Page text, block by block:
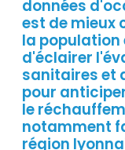
données
est de mieux
la population
d'éclairer
sanitaires et
pour
le
notamment
région